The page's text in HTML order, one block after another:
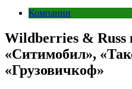
Компании
Wildberries & Russ
«Ситимобил»,
«Грузовичкоф»